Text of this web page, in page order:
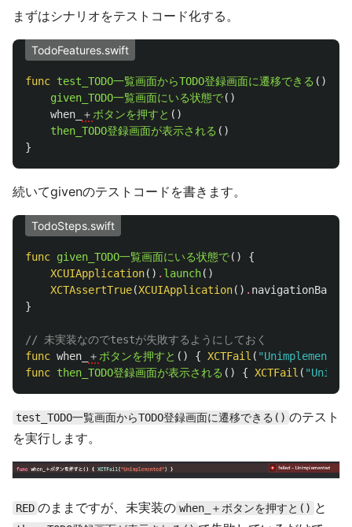
まずはシナリオをテストコード化する。
TodoFeatures.swift
func test_TODO一覧画面からTODO登録画面に遷移できる ()
given_TODO一覧画面にいる状態で()
when_
＋ボタンを押すと ()
then_TODO登録画面が表示される ()
}
続いてgivenのテストコードを書きます。
TodoSteps.swift
func given_TODO一覧画面にいる状態で()
{
XCUIApplication() . launch()
XCTAssertTrue(XCUIApplication() . navigationBars
}
// 未実装なのでtestが失敗するようにしておく
func when_ ＋ボタンを押すと () { XCTFail ( "Unimplemented"
func then_TODO登録画面が表示される () { XCTFail (
test_TODO一覧画面からTODO登録画面に遷移できる() のテスト
を実行します。
RED のままですが、未実装の when_＋ボタンを押すと() と